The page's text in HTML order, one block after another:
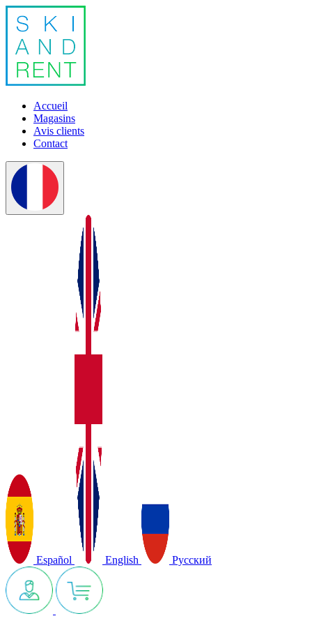
Accueil
Magasins
Avis clients
Contact
Español English Русский